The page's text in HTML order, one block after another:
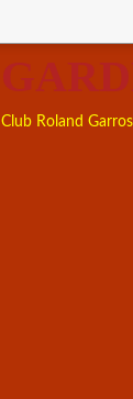
Club Roland Garros